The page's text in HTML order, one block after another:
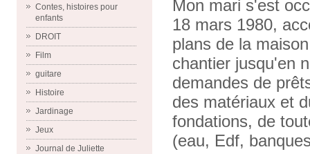
Contes, histoires pour
enfants
DROIT
Film
guitare
Histoire
Jardinage
Jeux
Journal de Juliette
Mon mari s'est
18 mars 1980,
plans de la
chantier jusqu'en
demandes de
des matériaux et
fondations, de
(eau, Edf,